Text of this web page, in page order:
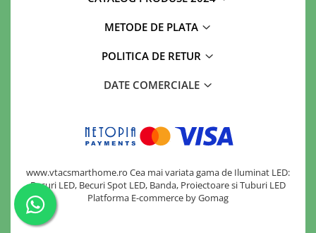
METODE DE PLATA
POLITICA DE RETUR
DATE COMERCIALE
www.vtacsmarthome.ro Cea mai variata gama de Iluminat LED:
Becuri LED, Becuri Spot LED, Banda, Proiectoare si Tuburi LED
Platforma E-commerce by Gomag